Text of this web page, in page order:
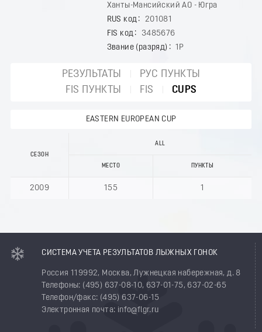
Ханты-Мансийский АО - Югра
RUS код
201081
FIS код
3485676
Звание (разряд)
1Р
РЕЗУЛЬТАТЫ
РУС ПУНКТЫ
FIS ПУНКТЫ
FIS CUPS
EASTERN EUROPEAN CUP
СЕЗОН
ALL
МЕСТО ПУНКТЫ
2009 155 1
СИСТЕМА УЧЕТА РЕЗУЛЬТАТОВ ЛЫЖНЫХ ГОНОК
Россия 119992, Москва, Лужнецкая набережная, д. 8
Телефоны: (495) 637-08-10, 637-01-75, 637-02-65
Телефон/факс: (495) 637-06-15
Электронная почта: info@flgr.ru